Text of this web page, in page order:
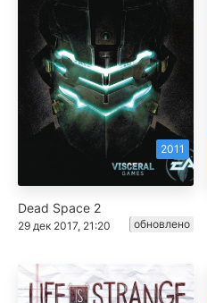
2011
Dead Space 2
29 дек 2017, 21:20 обновлено